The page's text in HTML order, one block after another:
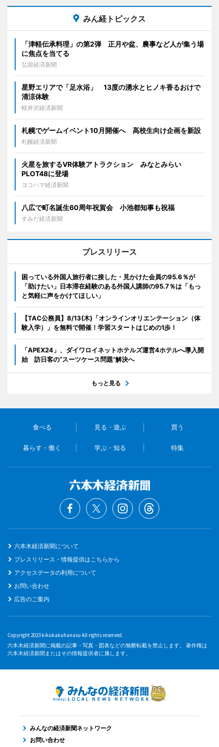
みん経トピックス
「津軽伝承料理」の第2弾 正月や盆、農事など人が集う場
に焦点を当てる
弘前経済新聞
星野エリアで「足水浴」 13度の湧水とヒノキ香るおけで
清涼体験
軽井沢経済新聞
札幌でゲームイベント10月開催へ 高校生向け企画を新設
札幌経済新聞
火星を旅するVR体験アトラクション みなとみらい
PLOT48に登場
ヨコハマ経済新聞
八広で町名誕生60周年祝賀会 小池都知事も祝福
すみだ経済新聞
プレスリリース
困っている外国人旅行者に接した・見かけた会員の95.6％が
「助けたい」日本滞在経験のある外国人講師の95.7％は「もっ
と気軽に声をかけてほしい」
【TAC公務員】8/13(木)「オンラインオリエンテーション（体
験入学）」を無料で開催！学習スタートはじめの1歩！
「APEX24」、ダイワロイネットホテルズ運営4ホテルへ導入開
始 訪日客の“スーツケース問題”解決へ
もっと見る
食べる 見る・遊ぶ 買う
暮らす・働く 学ぶ・知る 特集
六本木経済新聞について
プレスリリース・情報提供はこちらから
アクセスデータの利用について
お問い合わせ
広告のご案内
Copyright 2023 kikukakuhanasu All rights reserved.
六本木経済新聞に掲載の記事・写真・図表などの無断転載を禁止します。 著作権は
六本木経済新聞またはその情報提供者に属します。
みんなの経済新聞ネットワーク
お問い合わせ